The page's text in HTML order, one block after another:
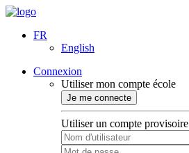
FR
English
Connexion
Utiliser mon compte école
Je me connecte
Utiliser un compte provisoire